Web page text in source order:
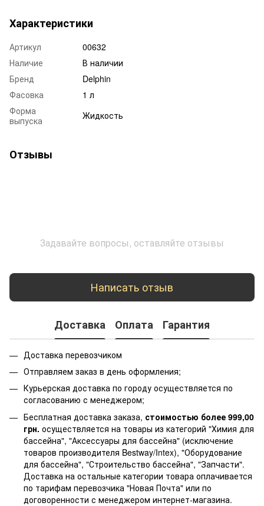
Характеристики
Артикул
00632
Наличие
В наличии
Бренд
Delphin
Фасовка
1 л
Форма
выпуска
Жидкость
Отзывы
Задавайте вопросы, оставляйте отзывы
Написать отзыв
Доставка Оплата Гарантия
Доставка перевозчиком
Отправляем заказ в день оформления;
Курьерская доставка по городу осуществляется по
согласованию с менеджером;
Бесплатная доставка заказа, стоимостью более 999,00
грн. осуществляется на товары из категорий "Химия для
бассейна", "Аксессуары для бассейна" (исключение
товаров производителя Bestway/Intex), "Оборудование
для бассейна", "Строительство бассейна", "Запчасти".
Доставка на остальные категории товара оплачивается
по тарифам перевозчика "Новая Почта" или по
договоренности с менеджером интернет-магазина.